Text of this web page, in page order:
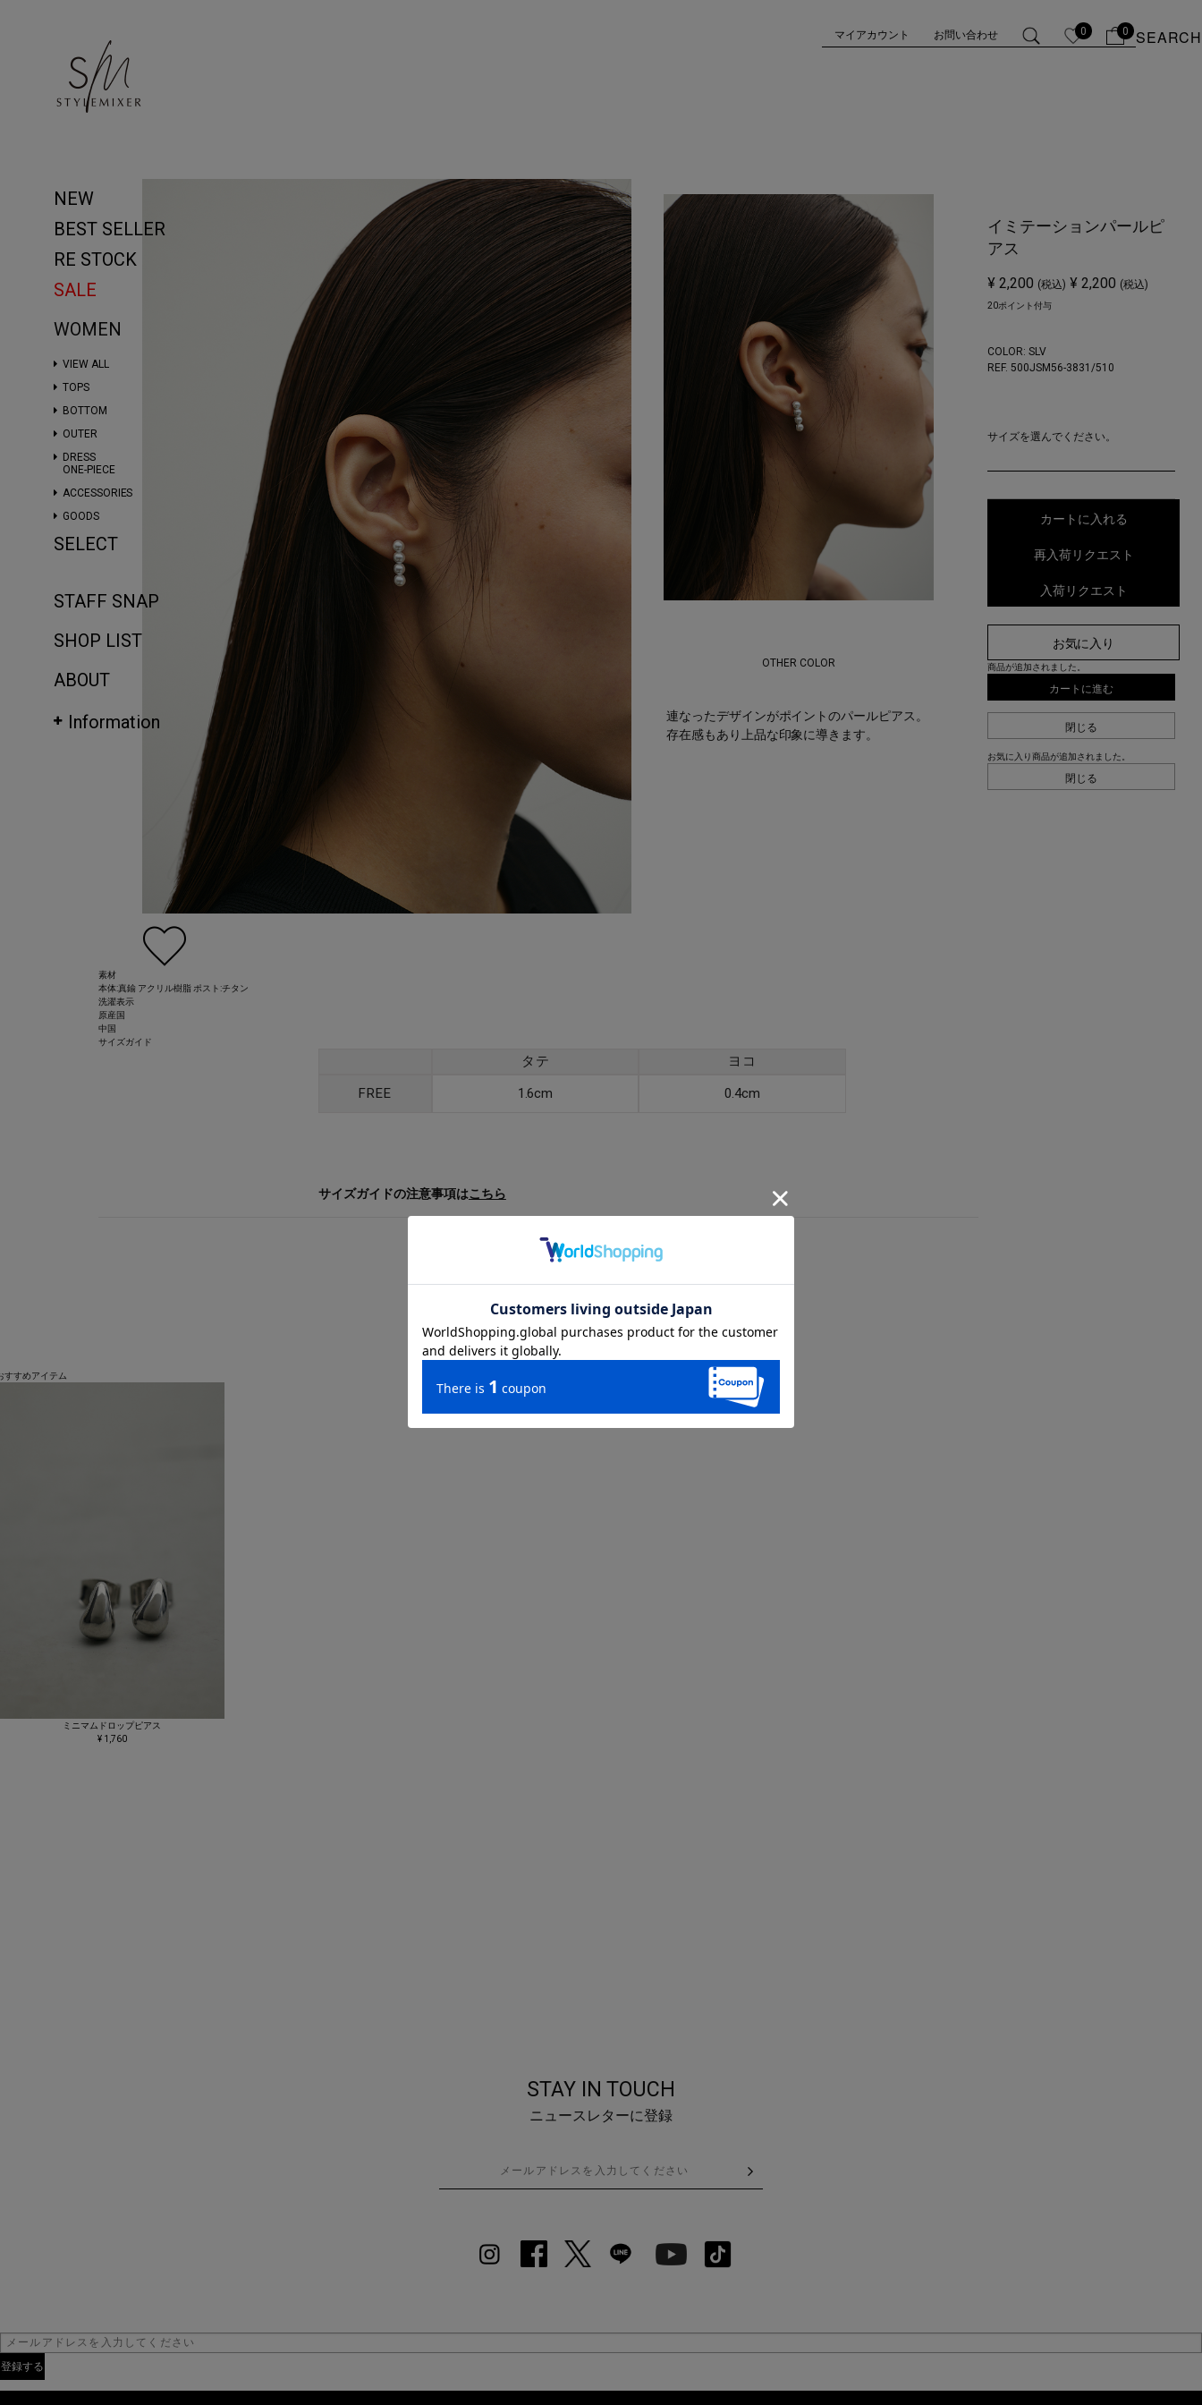
マイアカウント お問い合わせ 0 0 SEARCH
NEW
BEST SELLER
RE STOCK
SALE
WOMEN
VIEW ALL
TOPS
BOTTOM
OUTER
DRESS
ONE-PIECE
ACCESSORIES
GOODS
SELECT
STAFF SNAP
SHOP LIST
ABOUT
Information
イミテーションパールピ
アス
¥ 2,200 (税込) ¥ 2,200 (税込)
20ポイント付与
COLOR: SLV
REF. 500JSM56-3831/510
サイズを選んでください。
カートに入れる
再入荷リクエスト
入荷リクエスト
お気に入り
商品が追加されました。
カートに進む
閉じる
お気に入り商品が追加されました。
閉じる
OTHER COLOR
連なったデザインがポイントのパールピアス。
存在感もあり上品な印象に導きます。
素材
本体:真鍮 アクリル樹脂 ポスト:チタン
洗濯表示
原産国
中国
サイズガイド
タテ
ヨコ
FREE
1.6cm 0.4cm
サイズガイドの注意事項はこちら
店舗在庫を見る
すすめアイテム
ミニマムドロップピアス
¥ 1,760
STAY IN TOUCH
ニュースレターに登録